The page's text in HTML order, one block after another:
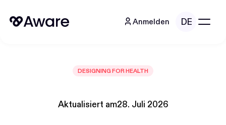
Anmelden DE
DESIGNING FOR HEALTH
Aktualisiert am28. Juli 2026